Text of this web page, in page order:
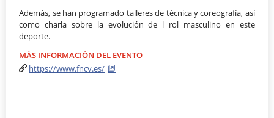
Además, se han programado talleres de técnica y coreografía, así
como charla sobre la evolución de l rol masculino en este
deporte.
MÁS INFORMACIÓN DEL EVENTO
https://www.fncv.es/